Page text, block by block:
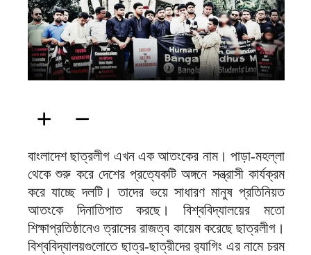
বাংলাদেশ ছাত্রলীগ এখন এক আতংকের নাম। পাড়া-মহল্লা
থেকে শুরু করে দেশের প্রত্যেকটি অঙ্গনে সন্ত্রাসী কার্যক্রম
করে যাচ্ছে দলটি। তাদের ভয়ে সাধারণ মানুষ প্রতিনিয়ত
আতংকে দিনাতিপাত করছে। বিশ্ববিদ্যালয়ের মতো
শিক্ষাপ্রতিষ্ঠানেও ত্রাসের রাজত্ব কায়েম করেছে ছাত্রলীগ।
বিশ্ববিদ্যালয়গুলোতে ছাত্র-ছাত্রীদের র‍্যাগিং এর নামে চরম